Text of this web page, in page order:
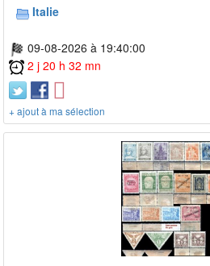
Italie
09-08-2026 à 19:40:00
2 j 20 h 32 mn
+ ajout à ma sélection